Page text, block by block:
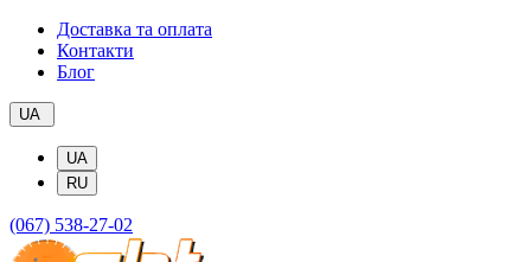
Доставка та оплата
Контакти
Блог
UA
UA
RU
(067) 538-27-02